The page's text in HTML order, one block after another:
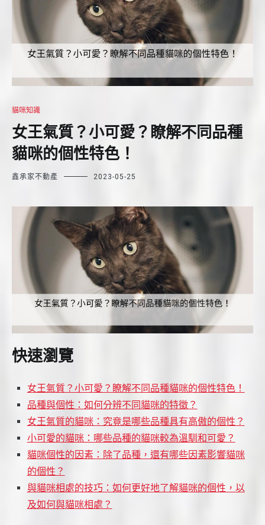
貓咪知識
女王氣質？小可愛？瞭解不同品種
貓咪的個性特色！
鑫承家不動產 2023-05-25
快速瀏覽
女王氣質？小可愛？瞭解不同品種貓咪的個性特色！
品種與個性：如何分辨不同貓咪的特徵？
女王氣質的貓咪：究竟是哪些品種具有高傲的個性？
小可愛的貓咪：哪些品種的貓咪較為溫馴和可愛？
貓咪個性的因素：除了品種，還有哪些因素影響貓咪
的個性？
與貓咪相處的技巧：如何更好地了解貓咪的個性，以
及如何與貓咪相處？